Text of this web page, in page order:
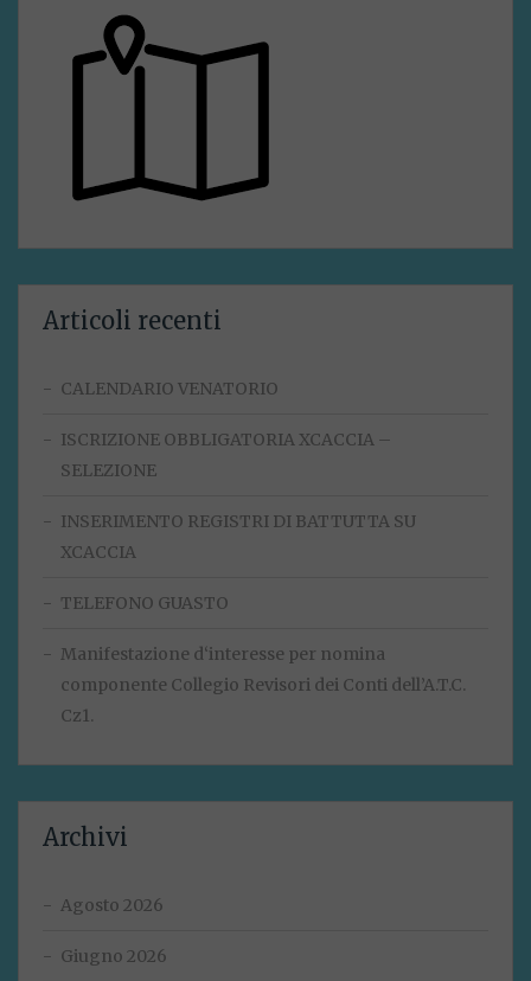
Articoli recenti
CALENDARIO VENATORIO
ISCRIZIONE OBBLIGATORIA XCACCIA –
SELEZIONE
INSERIMENTO REGISTRI DI BATTUTTA SU
XCACCIA
TELEFONO GUASTO
Manifestazione d‘interesse per nomina
componente Collegio Revisori dei Conti dell’A.T.C.
Cz1.
Archivi
Agosto 2026
Giugno 2026